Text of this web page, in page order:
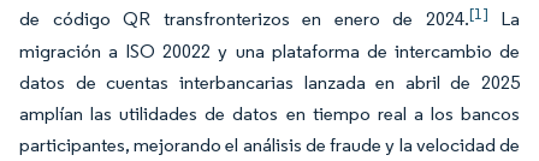
de código QR transfronterizos en enero de 2024.[1] La
migración a ISO 20022 y una plataforma de intercambio de
datos de cuentas interbancarias lanzada en abril de 2025
amplían las utilidades de datos en tiempo real a los bancos
participantes, mejorando el análisis de fraude y la velocidad de